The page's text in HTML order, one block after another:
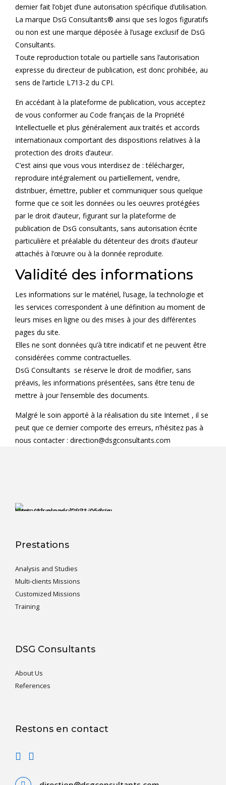
dernier fait l’objet d’une autorisation spécifique d’utilisation.
La marque DsG Consultants® ainsi que ses logos figuratifs
ou non est une marque déposée à l’usage exclusif de DsG
Consultants.
Toute reproduction totale ou partielle sans l’autorisation
expresse du directeur de publication, est donc prohibée, au
sens de l’article L713-2 du CPI.
En accédant à la plateforme de publication, vous acceptez
de vous conformer au Code français de la Propriété
Intellectuelle et plus généralement aux traités et accords
internationaux comportant des dispositions relatives à la
protection des droits d’auteur.
C’est ainsi que vous vous interdisez de : télécharger,
reproduire intégralement ou partiellement, vendre,
distribuer, émettre, publier et communiquer sous quelque
forme que ce soit les données ou les oeuvres protégées
par le droit d’auteur, figurant sur la plateforme de
publication de DsG consultants, sans autorisation écrite
particulière et préalable du détenteur des droits d’auteur
attachés à l’œuvre ou à la donnée reproduite.
Validité des informations
Les informations sur le matériel, l’usage, la technologie et
les services correspondent à une définition au moment de
leurs mises en ligne ou des mises à jour des différentes
pages du site.
Elles ne sont données qu’à titre indicatif et ne peuvent être
considérées comme contractuelles.
DsG Consultants se réserve le droit de modifier, sans
préavis, les informations présentées, sans être tenu de
mettre à jour l’ensemble des documents.
Malgré le soin apporté à la réalisation du site Internet , il se
peut que ce dernier comporte des erreurs, n’hésitez pas à
nous contacter : direction@dsgconsultants.com
Prestations
Analysis and Studies
Multi-clients Missions
Customized Missions
Training
DSG Consultants
About Us
References
Restons en contact